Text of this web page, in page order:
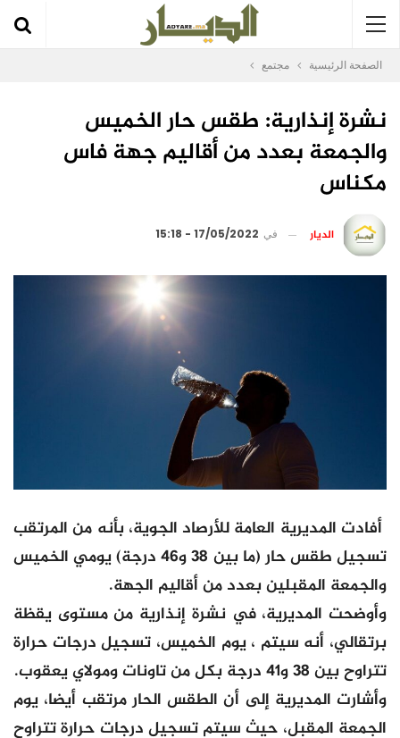
الصفحة الرئيسية مجتمع
نشرة إنذارية: طقس حار الخميس
والجمعة بعدد من أقاليم جهة فاس
مكناس
الديار في 17/05/2022 - 15:18
أفادت المديرية العامة للأرصاد الجوية، بأنه من المرتقب
تسجيل طقس حار (ما بين 38 و46 درجة) يومي الخميس
والجمعة المقبلين بعدد من أقاليم الجهة.
وأوضحت المديرية، في نشرة إنذارية من مستوى يقظة
برتقالي، أنه سيتم ، يوم الخميس، تسجيل درجات حرارة
تتراوح بين 38 و41 درجة بكل من تاونات ومولاي يعقوب.
وأشارت المديرية إلى أن الطقس الحار مرتقب أيضا، يوم
الجمعة المقبل، حيث سيتم تسجيل درجات حرارة تتراوح